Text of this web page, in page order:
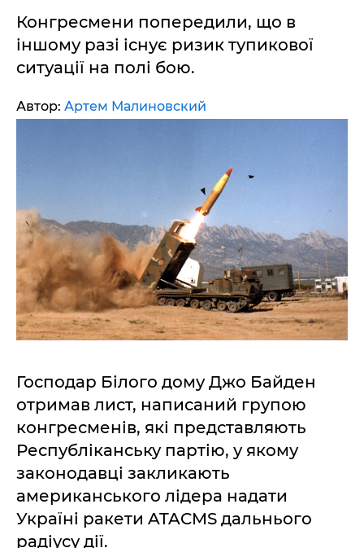
Конгресмени попередили, що в
іншому разі існує ризик тупикової
ситуації на полі бою.
Автор: Артем Малиновский
Господар Білого дому Джо Байден
отримав лист, написаний групою
конгресменів, які представляють
Республіканську партію, у якому
законодавці закликають
американського лідера надати
Україні ракети ATACMS дальнього
радіусу дії.